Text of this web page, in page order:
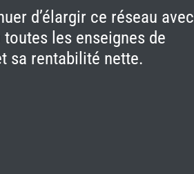
d’élargir ce réseau avec
les enseignes de
sa rentabilité nette.